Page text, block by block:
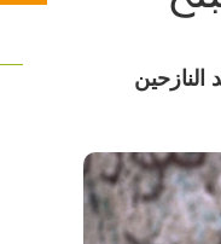
قائمة التراث المهدد
المناوبة في نابلس الجمعة
النازحين